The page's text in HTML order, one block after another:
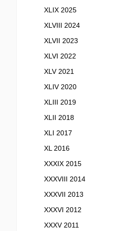
XLIX 2025
XLVIII 2024
XLVII 2023
XLVI 2022
XLV 2021
XLIV 2020
XLIII 2019
XLII 2018
XLI 2017
XL 2016
XXXIX 2015
XXXVIII 2014
XXXVII 2013
XXXVI 2012
XXXV 2011